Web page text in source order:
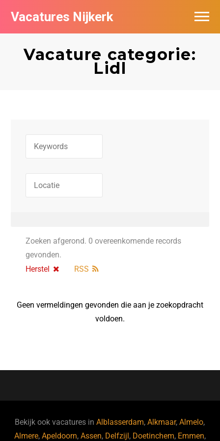
Vacatures Nijkerk
Vacature categorie:
Lidl
Zoeken afgerond. 0 overeenkomende records
gevonden.
Herstel
RSS
Geen vermeldingen gevonden die aan je zoekopdracht
voldoen.
Bekijk ook vacatures inAlblasserdam,Alkmaar,Almelo,
Almere, Apeldoorn, Assen, Delfzijl , Doetinchem, Emmen,